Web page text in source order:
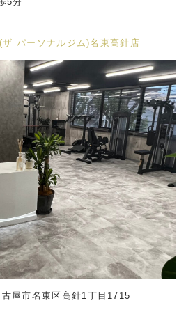
パーソナルジム)名東高針店
屋市名東区高針1丁目1715